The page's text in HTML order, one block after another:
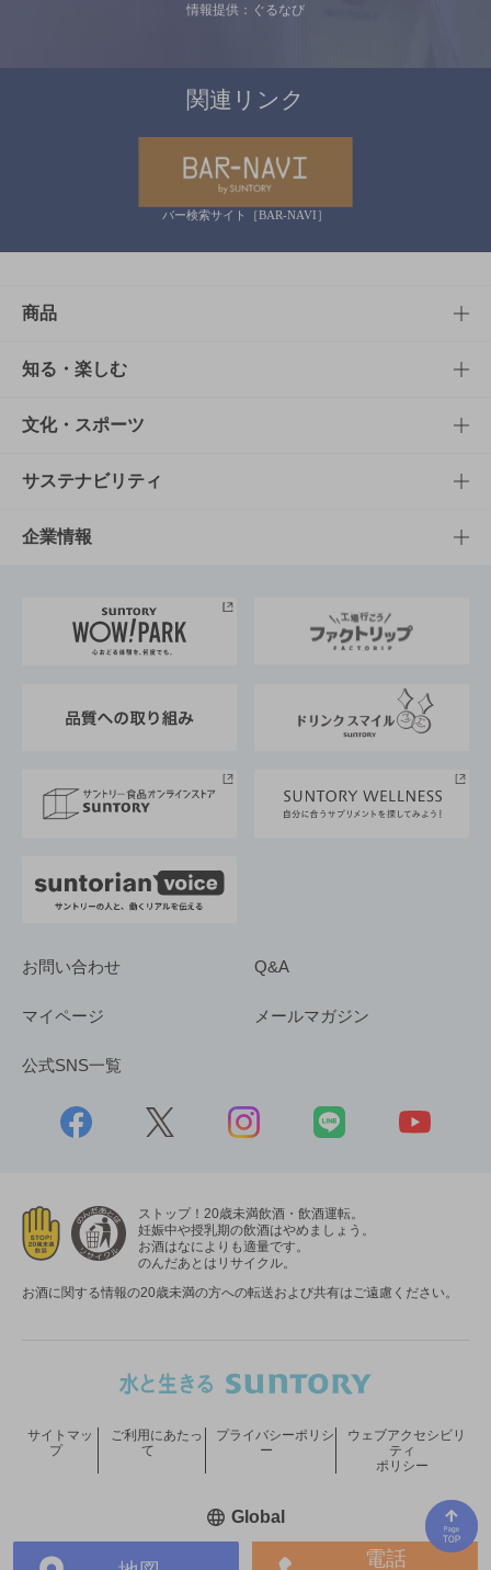
電話
情報提供：ぐるなび
関連リンク
バー検索サイト［BAR-NAVI］
商品
商品TOP
商品一覧
商品発売情報
栄養成分一覧
知る・楽しむ
知る・楽しむTOP
キャンペーン
工場見学
地域情報
文化・スポーツ
文化・スポーツTOP
サントリーホール
サントリーサンバーズ大阪
サステナビリティ
サステナビリティTOP
サントリーが考えるサステナビリティ経営
企業情報
企業概要
採用情報
お問い合わせ Q&A
マイページ メールマガジン
公式SNS一覧
ストップ！20歳未満飲酒・飲酒運転。
妊娠中や授乳期の飲酒はやめましょう。
お酒はなによりも適量です。
のんだあとはリサイクル。
お酒に関する情報の20歳未満の方への転送および共有はご遠慮ください。
サイトマッ
プ
ご利用にあたっ
て
プライバシーポリシ
ー
ウェブアクセシビリ
ティ
ポリシー
Global新しいウィンドウで開く